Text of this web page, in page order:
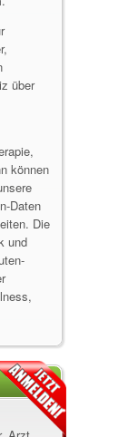
über
können
Daten
Die
und